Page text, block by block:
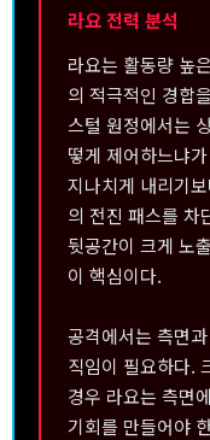
라요 전력 분석
라요는 활동량 높
의 적극적인 경합
스털 원정에서는
떻게 제어하느냐
지나치게 내리기
의 전진 패스를 차
뒷공간이 크게 노
이 핵심이다.
공격에서는 측면
직임이 필요하다.
경우 라요는 측면
기회를 만들어야